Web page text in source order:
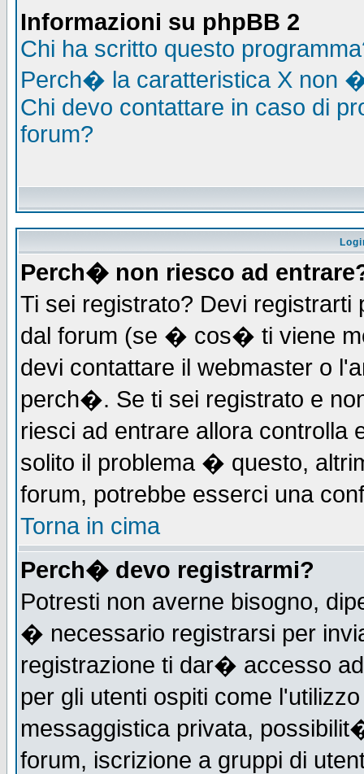
Informazioni su phpBB 2
Chi ha scritto questo
Perch� la caratteristica X non
Chi devo contattare in caso di
forum?
Perch� non riesco ad
Ti sei registrato? Devi registrarti
dal forum (se � cos� ti viene
devi contattare il webmaster o
perch�. Se ti sei registrato e
riesci ad entrare allora controlla
solito il problema � questo,
forum, potrebbe esserci una
Torna in cima
Perch� devo registrarmi?
Potresti non averne bisogno,
� necessario registrarsi per
registrazione ti dar� accesso
per gli utenti ospiti come
messaggistica privata,
forum, iscrizione a gruppi di